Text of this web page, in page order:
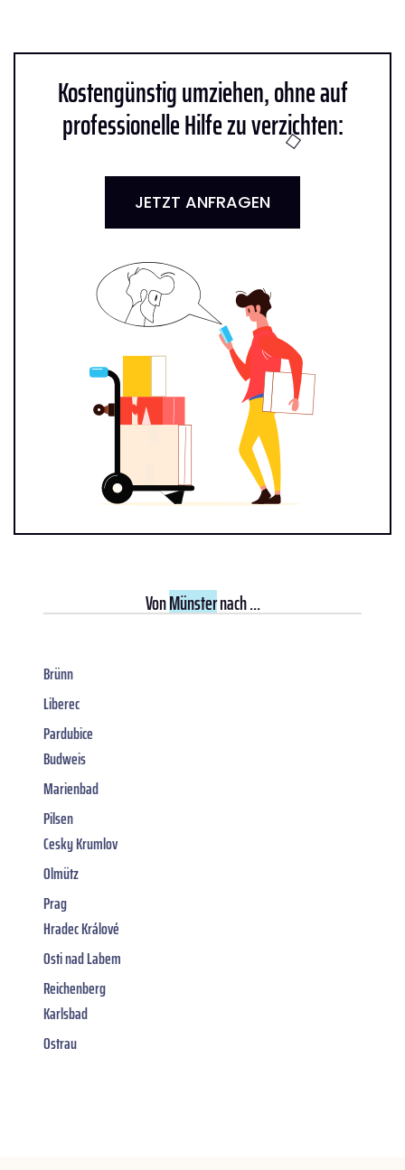
Kostengünstig umziehen, ohne auf
professionelle Hilfe zu verzichten:
JETZT ANFRAGEN
VonMünsternach ...
Brünn
Liberec
Pardubice
Budweis
Marienbad
Pilsen
Cesky Krumlov
Olmütz
Prag
Hradec Králové
Osti nad Labem
Reichenberg
Karlsbad
Ostrau